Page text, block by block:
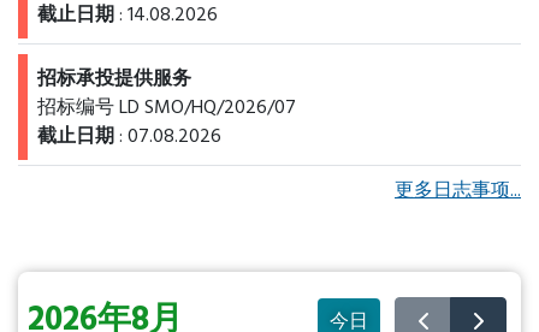
截止日期: 14.08.2026
招标承投提供服务
招标编号 LD SMO/HQ/2026/07
截止日期: 07.08.2026
更多日志事项...
2026年8月 今日